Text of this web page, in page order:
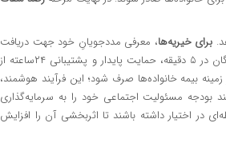
برای خیریه‌ها، معرفی مددجویانِ خود جهت دریافت
حمایت‌های درمانی پایدار تنها با چند مرحله ساده و رایگان انجام می‌شود؛ ثبت‌نام رایگان در ۵ دقیقه، حمایت پایدار و پشتیبانی ۲۴‌ساعته از
بیمه خانواده‌ها صرف شود؛ این فرآیند هوشمند،
بودجه مسئولیت اجتماعی‌ خود را به سرمایه‌گذاری
در اختیار داشته باشند تا اثربخشی آن را افزایش